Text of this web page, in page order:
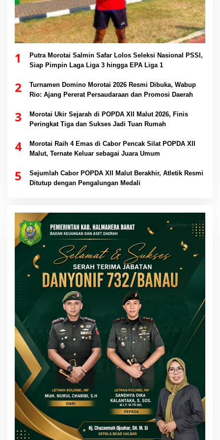
1
Putra Morotai Salmin Safar Lolos Seleksi Nasional PSSI,
Siap Pimpin Laga Liga 3 hingga EPA Liga 1
2
Turnamen Domino Morotai 2026 Resmi Dibuka, Wabup
Rio: Ajang Pererat Persaudaraan dan Promosi Daerah
3
Morotai Ukir Sejarah di POPDA XII Malut 2026, Finis
Peringkat Tiga dan Sukses Jadi Tuan Rumah
4
Morotai Raih 4 Emas di Cabor Pencak Silat POPDA XII
Malut, Ternate Keluar sebagai Juara Umum
5
Sejumlah Cabor POPDA XII Malut Berakhir, Atletik Resmi
Ditutup dengan Pengalungan Medali